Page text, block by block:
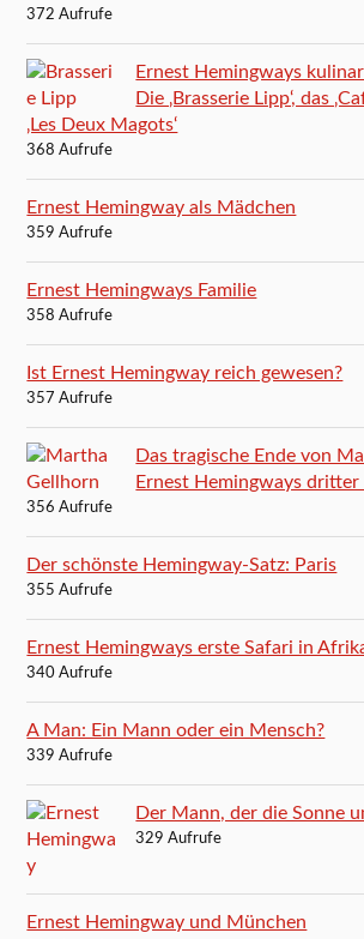
372 Aufrufe
Ernest Hemingways
Die ‚Brasserie Lipp‘, das
‚Les Deux Magots‘
368 Aufrufe
Ernest Hemingway als Mädchen
359 Aufrufe
Ernest Hemingways Familie
358 Aufrufe
Ist Ernest Hemingway reich gewesen?
357 Aufrufe
Das tragische Ende von
Ernest Hemingways dritter
356 Aufrufe
Der schönste Hemingway-Satz: Paris
355 Aufrufe
Ernest Hemingways erste Safari in
340 Aufrufe
A Man: Ein Mann oder ein Mensch?
339 Aufrufe
Der Mann, der die Sonne
329 Aufrufe
Ernest Hemingway und München